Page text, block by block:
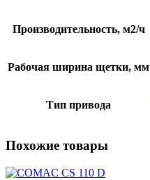
Производительность, м2/ч
Рабочая ширина щетки, мм
Тип привода
Похожие товары